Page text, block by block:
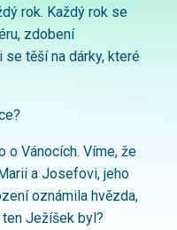
rok. Každý rok se
zdobení
těší na dárky, které
o Vánocích. Víme, že
a Josefovi, jeho
oznámila hvězda,
Ježíšek byl?